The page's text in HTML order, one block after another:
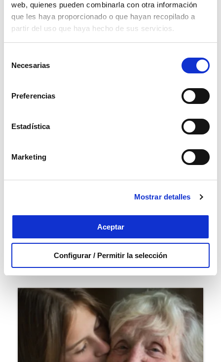
web, quienes pueden combinarla con otra información
que les haya proporcionado o que hayan recopilado a
partir del uso que haya hecho de sus servicios.
Necesarias
Preferencias
Estadística
Marketing
Mostrar detalles
Aceptar
Configurar / Permitir la selección
común que no debe subestimarse. ¿Sabe
cómo reconocer los síntomas y...
0 Saber más